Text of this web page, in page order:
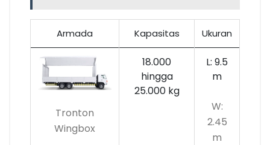
Armada Kapasitas Ukuran
Tronton
Wingbox
18.000
hingga
25.000 kg
L: 9.5
m
W:
2.45
m